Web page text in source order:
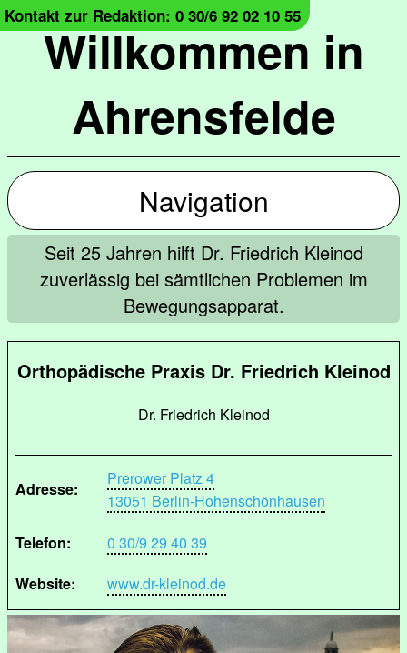
Willkommen in
Ahrensfelde
Kontakt zur Redaktion: 0 30/6 92 02 10 55
Navigation
Seit 25 Jahren hilft Dr. Friedrich Kleinod
zuverlässig bei sämtlichen Problemen im
Bewegungsapparat.
Orthopädische Praxis Dr. Friedrich Kleinod
Dr. Friedrich Kleinod
Adresse:
Prerower Platz 4
13051 Berlin-Hohenschönhausen
Telefon:
0 30/9 29 40 39
Website:
www.dr-kleinod.de